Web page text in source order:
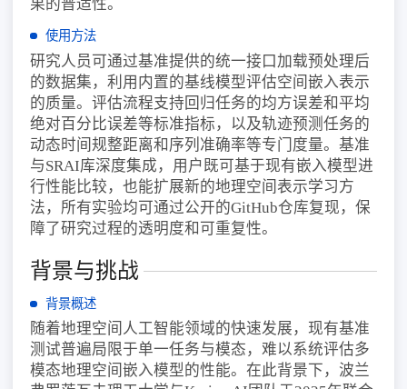
果的普适性。
使用方法
研究人员可通过基准提供的统一接口加载预处理后
的数据集，利用内置的基线模型评估空间嵌入表示
的质量。评估流程支持回归任务的均方误差和平均
绝对百分比误差等标准指标，以及轨迹预测任务的
动态时间规整距离和序列准确率等专门度量。基准
与SRAI库深度集成，用户既可基于现有嵌入模型进
行性能比较，也能扩展新的地理空间表示学习方
法，所有实验均可通过公开的GitHub仓库复现，保
障了研究过程的透明度和可重复性。
背景与挑战
背景概述
随着地理空间人工智能领域的快速发展，现有基准
测试普遍局限于单一任务与模态，难以系统评估多
模态地理空间嵌入模型的性能。在此背景下，波兰